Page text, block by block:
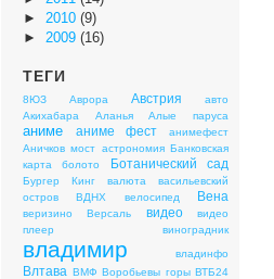
► 2010 (9)
► 2009 (16)
ТЕГИ
8ЮЗ Аврора Австрия
авто
Акихабара
Аланья Алые паруса
аниме аниме фест
анимефест
Аничков мост астрономия Банковская
карта
болото Ботанический сад
Бургер Кинг валюта
васильевский
остров
ВДНХ велосипед Вена
веризино Версаль видео
видео
плеер
виноградник
владимир владинфо
Влтава ВМФ Воробьевы горы ВТБ24